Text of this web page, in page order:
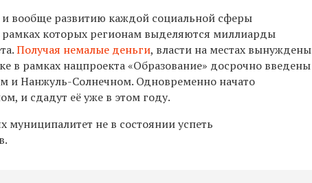
и вообще развитию каждой социальной сферы
которых регионам выделяются миллиарды
Получая немалые деньги, власти на местах вынуждены
в рамках нацпроекта «Образование» досрочно введены
и Нанжуль-Солнечном. Одновременно начато
и сдадут её уже в этом году.
муниципалитет не в состоянии успеть